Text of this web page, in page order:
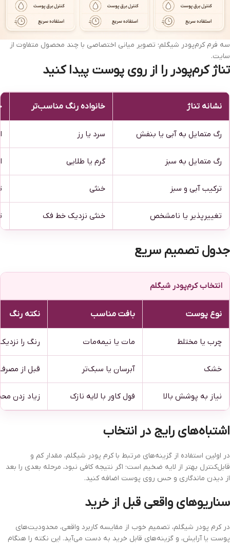
سه فرم کرم‌پودر شیگلم؛ تصویر میانی اختصاصی با چند محصول متفاوت از
سایت.
تناژ کرم‌پودر را از روی پوست پیدا کنید
نشانه تناژ خانواده رنگ مناسب‌تر
رگ متمایل به آبی یا بنفش سرد یا رز
رگ متمایل به سبز گرم یا طلایی
ترکیب آبی و سبز خنثی
تغییرپذیر یا نامشخص خنثی نزدیک خط فک
جدول تصمیم سریع
انتخاب کرم‌پودر شیگلم
نوع پوست بافت مناسب نکته رنگ
چرب یا مختلط مات یا نیمه‌مات رنگ را
خشک آبرسان یا سبک‌تر قبل از
نیاز به پوشش بالا فول کاور با لایه نازک زیاد زدن
اشتباه‌های رایج در انتخاب
در اولین استفاده از گزینه‌های مرتبط با کرم پودر شیگلم، مقدار کم و
قابل‌کنترل بهتر از لایه ضخیم است؛ اگر نتیجه کافی نبود، مرحله بعدی را بعد
از دیدن ماندگاری و حس روی پوست اضافه کنید.
سناریوهای واقعی قبل از خرید
در کرم پودر شیگلم، تصمیم خوب از مقایسه کاربرد واقعی، محدودیت‌های
پوست یا آرایش، و گزینه‌های قابل خرید به دست می‌آید. این نکته را هنگام